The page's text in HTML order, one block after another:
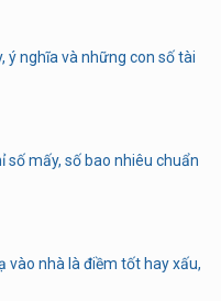
ý nghĩa và những con số tài
số mấy, số bao nhiêu chuẩn
vào nhà là điềm tốt hay xấu,